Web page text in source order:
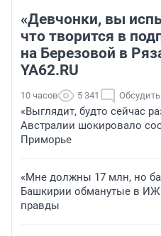
«Девчонки, вы
что творится в
на Березовой в
YA62.RU
10 часов 5 341 Обсудить
«Выглядит, будто сейчас
Австралии шокировало
Приморье
«Мне должны 17 млн, но
Башкирии обманутые в
правды